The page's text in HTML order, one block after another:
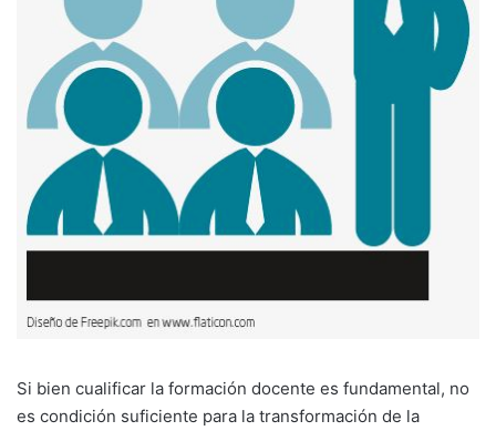
Si bien cualificar la formación docente es fundamental, no
es condición suficiente para la transformación de la